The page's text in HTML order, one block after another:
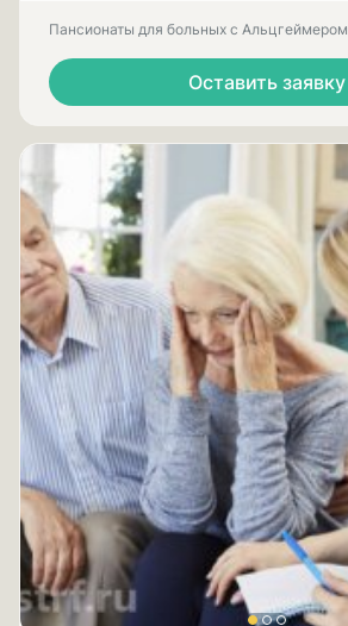
Пансионаты для больных с Альцгеймером
Оставить заявку